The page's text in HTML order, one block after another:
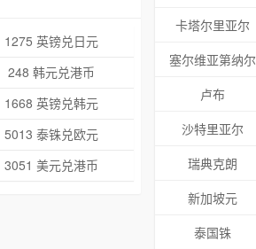
1275 英镑兑日元
248 韩元兑港币
1668 英镑兑韩元
5013 泰铢兑欧元
3051 美元兑港币
卡塔尔里亚尔
塞尔维亚第纳尔
卢布
沙特里亚尔
瑞典克朗
新加坡元
泰国铢